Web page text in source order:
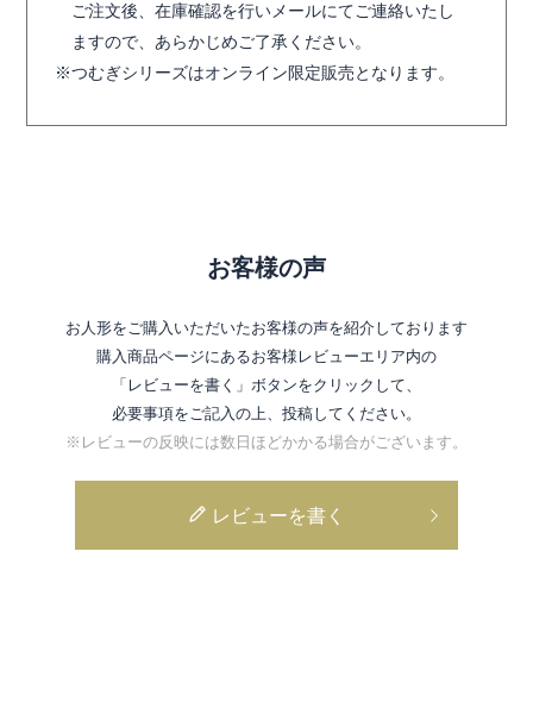
ご注文後、在庫確認を行いメールにてご連絡いたし
ますので、あらかじめご了承ください。
つむぎシリーズはオンライン限定販売となります。
お客様の声
お人形をご購入いただいたお客様の声を紹介しております
購入商品ページにあるお客様レビューエリア内の
「レビューを書く」ボタンをクリックして、
必要事項をご記入の上、投稿してください。
※レビューの反映には数日ほどかかる場合がございます。
レビューを書く